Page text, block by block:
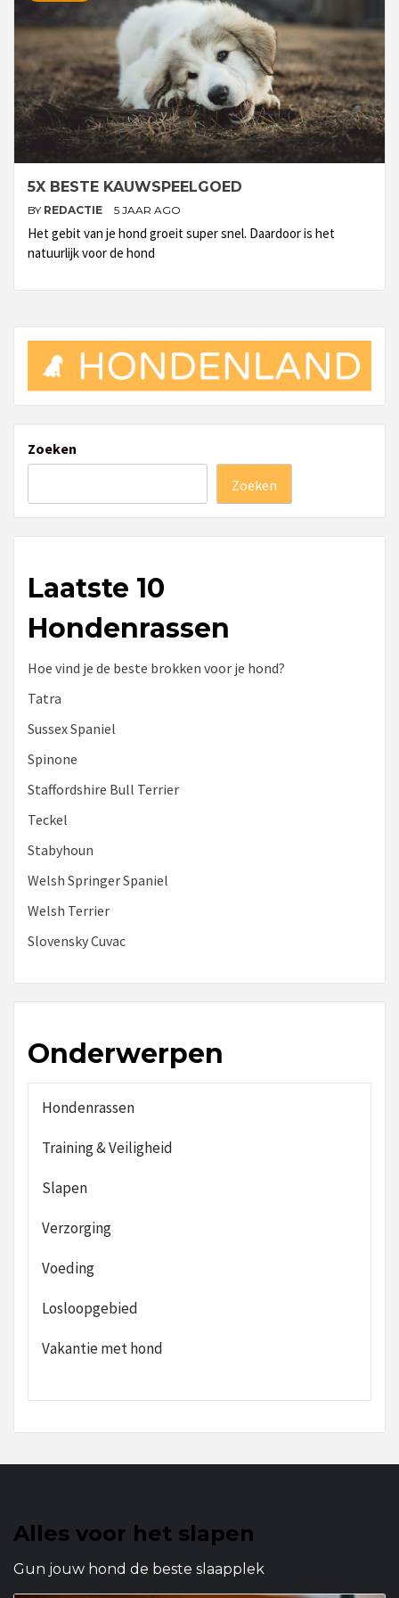
5X BESTE KAUWSPEELGOED
BY REDACTIE 5 JAAR AGO
Het gebit van je hond groeit super snel. Daardoor is het
natuurlijk voor de hond
Zoeken
Zoeken
Laatste 10
Hondenrassen
Hoe vind je de beste brokken voor je hond?
Tatra
Sussex Spaniel
Spinone
Staffordshire Bull Terrier
Teckel
Stabyhoun
Welsh Springer Spaniel
Welsh Terrier
Slovensky Cuvac
Onderwerpen
Hondenrassen
Training & Veiligheid
Slapen
Verzorging
Voeding
Losloopgebied
Vakantie met hond
Alles voor het slapen
Gun jouw hond de beste slaapplek